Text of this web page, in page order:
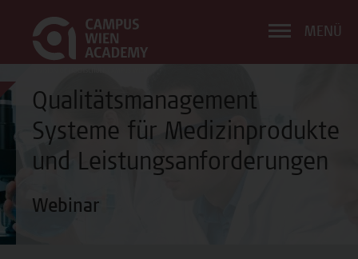
MENÜ
Qualitätsmanagement
Systeme für Medizinprodukte
und Leistungsanforderungen
Webinar